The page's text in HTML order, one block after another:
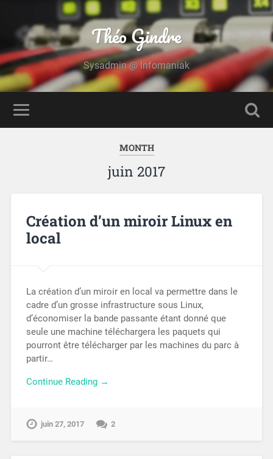
Théo Gindre
Sysadmin @ Infomaniak
MONTH
juin 2017
Création d’un miroir Linux en
local
La création d’un miroir en local va permettre dans le
cadre d’un grosse infrastructure sous Linux,
d’économiser la bande passante étant donné que
seule une machine téléchargera les paquets qui
pourront être télécharger par les machines du parc à
partir…
Continue Reading →
juin 27, 2017 2